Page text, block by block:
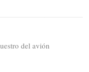
del avión